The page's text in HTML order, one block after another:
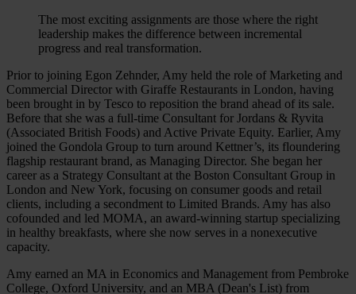
The most exciting assignments are those where the right
leadership makes the difference between incremental
progress and real transformation.
Prior to joining Egon Zehnder, Amy held the role of Marketing and
Commercial Director with Giraffe Restaurants in London, having
been brought in by Tesco to reposition the brand ahead of its sale.
Before that she was a full-time Consultant for Jordans & Ryvita
(Associated British Foods) and Active Private Equity. Earlier, Amy
joined the Gondola Group to turn around Kettner’s, its floundering
flagship restaurant brand, as Managing Director. She began her
career as a Strategy Consultant at the Boston Consultant Group in
London and New York, focusing on consumer goods and retail
clients, including a secondment to Limited Brands. Amy has also
cofounded and led MOMA, an award-winning startup specializing
in healthy breakfasts, where she now serves in a nonexecutive
capacity.
Amy earned an MA in Economics and Management from Pembroke
College, Oxford University, and an MBA (Dean's List) from